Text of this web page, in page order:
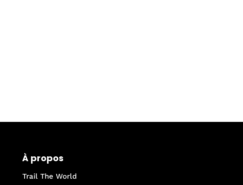
À propos
Trail The World